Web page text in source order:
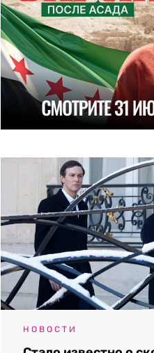
НОВОСТИ